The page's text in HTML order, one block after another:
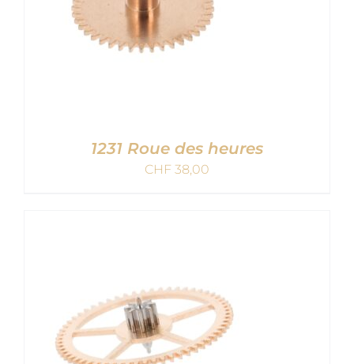
1231 Roue des heures
CHF 38,00